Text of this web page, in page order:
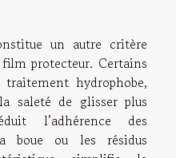
un autre critère
protecteur. Certains
hydrophobe,
saleté de glisser plus
l’adhérence des
boue ou les résidus